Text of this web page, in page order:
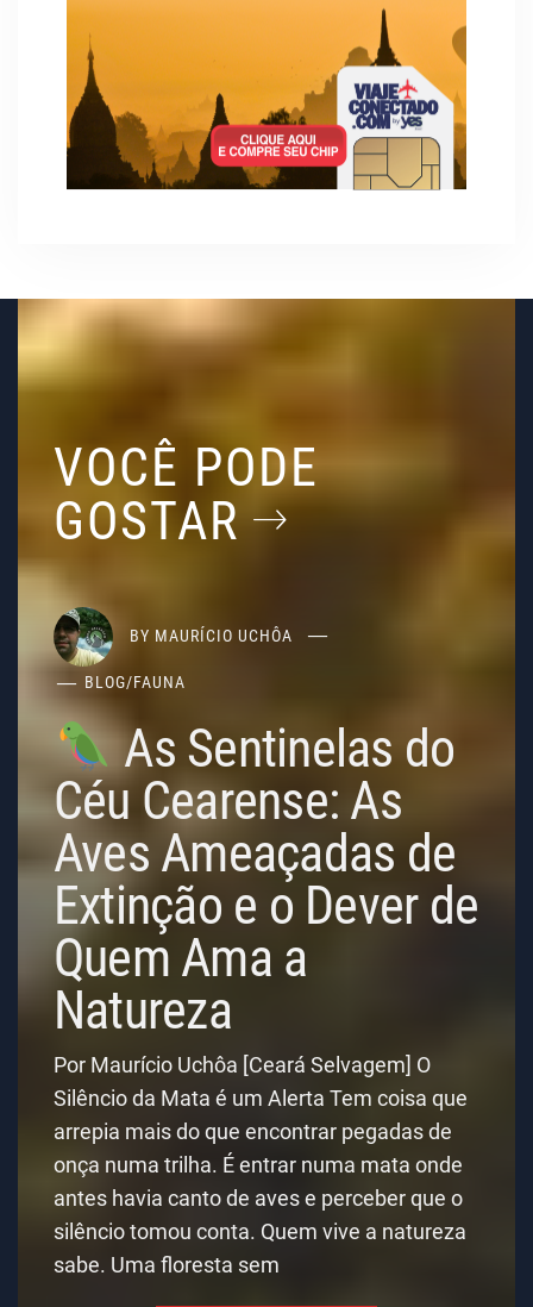
VOCÊ PODE
GOSTAR
BY MAURÍCIO UCHÔA
BLOG/FAUNA
As Sentinelas do
Céu Cearense: As
Aves Ameaçadas de
Extinção e o Dever de
Quem Ama a
Natureza
Por Maurício Uchôa [Ceará Selvagem] O
Silêncio da Mata é um Alerta Tem coisa que
arrepia mais do que encontrar pegadas de
onça numa trilha. É entrar numa mata onde
antes havia canto de aves e perceber que o
silêncio tomou conta. Quem vive a natureza
sabe. Uma floresta sem